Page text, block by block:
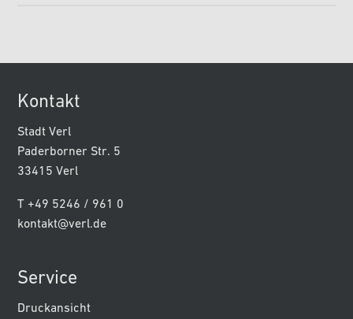
Kontakt
Stadt Verl
Paderborner Str. 5
33415 Verl
T +49 5246 / 961 0
kontakt@verl.de
Service
Druckansicht